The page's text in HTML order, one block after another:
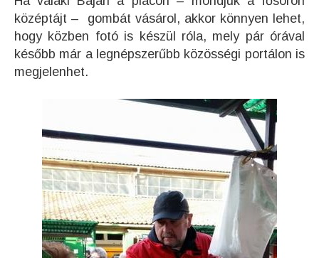
középtájt – gombát vásárol, akkor könnyen lehet,
hogy közben fotó is készül róla, mely pár órával
később már a legnépszerűbb közösségi portálon is
megjelenhet.